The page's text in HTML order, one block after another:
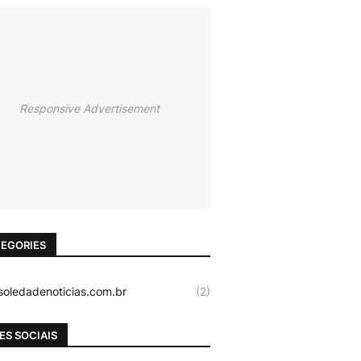
Responsive Advertisement
(2)
SOCIAIS